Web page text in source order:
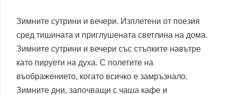
Зимните сутрини и вечери. Изплетени от поезия
сред тишината и приглушената светлина на дома.
Зимните сутрини и вечери със стъпките навътре
като пируети на духа. С полетите на
въображението, когато всичко е замръзнало.
Зимните дни, започващи с чаша кафе и